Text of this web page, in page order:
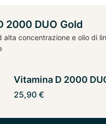
2000 DUO Gold
alta concentrazione e olio di
Vitamina D 2000
25,90 €